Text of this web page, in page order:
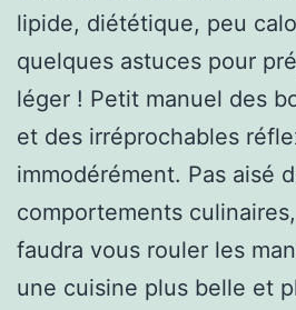
lipide, diététique, peu
quelques astuces pour
léger ! Petit manuel des
et des irréprochables
immodérément. Pas aisé
comportements
faudra vous rouler les
une cuisine plus belle et